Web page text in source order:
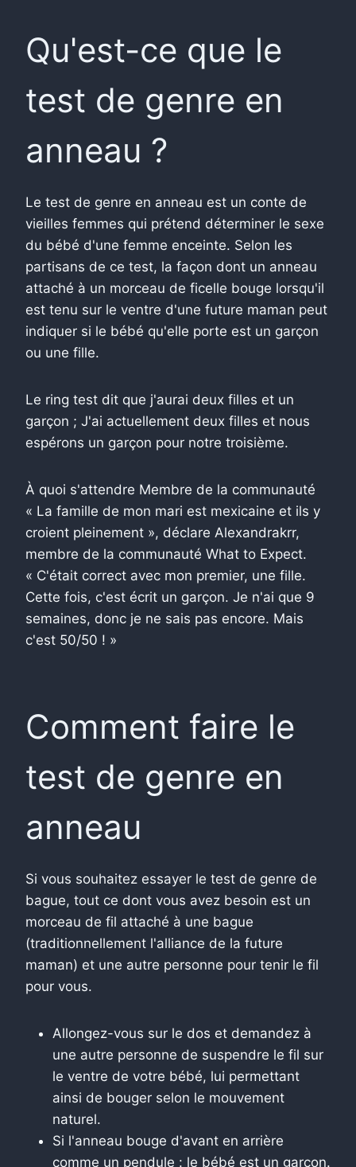
Qu'est-ce que le
test de genre en
anneau ?
Le test de genre en anneau est un conte de
vieilles femmes qui prétend déterminer le sexe
du bébé d'une femme enceinte. Selon les
partisans de ce test, la façon dont un anneau
attaché à un morceau de ficelle bouge lorsqu'il
est tenu sur le ventre d'une future maman peut
indiquer si le bébé qu'elle porte est un garçon
ou une fille.
Le ring test dit que j'aurai deux filles et un
garçon ; J'ai actuellement deux filles et nous
espérons un garçon pour notre troisième.
À quoi s'attendre Membre de la communauté
« La famille de mon mari est mexicaine et ils y
croient pleinement », déclare Alexandrakrr,
membre de la communauté What to Expect.
« C'était correct avec mon premier, une fille.
Cette fois, c'est écrit un garçon. Je n'ai que 9
semaines, donc je ne sais pas encore. Mais
c'est 50/50 ! »
Comment faire le
test de genre en
anneau
Si vous souhaitez essayer le test de genre de
bague, tout ce dont vous avez besoin est un
morceau de fil attaché à une bague
(traditionnellement l'alliance de la future
maman) et une autre personne pour tenir le fil
pour vous.
Allongez-vous sur le dos et demandez à
une autre personne de suspendre le fil sur
le ventre de votre bébé, lui permettant
ainsi de bouger selon le mouvement
naturel.
Si l'anneau bouge d'avant en arrière
comme un pendule : le bébé est un garçon.